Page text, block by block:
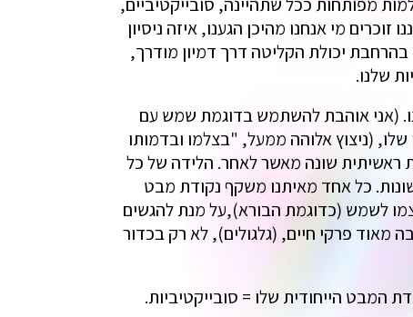
מי אנחנו מהיכן הגענו, איזה ניסיון
בהרחבת יכולת הקליטה דרך דמיון מודרך,
שלנו.
(אני אוהבת להשתמש בדוגמת שמש עם
(ניצוץ אלוהה ממעל, "בצלמו ובדמותו
ראשיתית שונה מאשר לאחר. הלידה של כל
כל אחד מאיתנו משקף נקודת מבט
לשמש (כדוגמת הבורא),על מנת להגשים
מאוד פרקי חיים, (גלגולים), לא רק בכדור
המבט הייחודית שלו = סובייקטיביות.